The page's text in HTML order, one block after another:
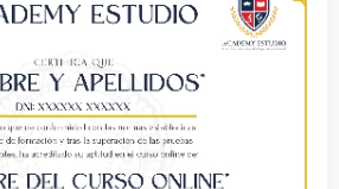
de dibujo II – Tamaño
de dibujo III – Color
de dibujo IV – Polígonos
de di bujo V – Líneas